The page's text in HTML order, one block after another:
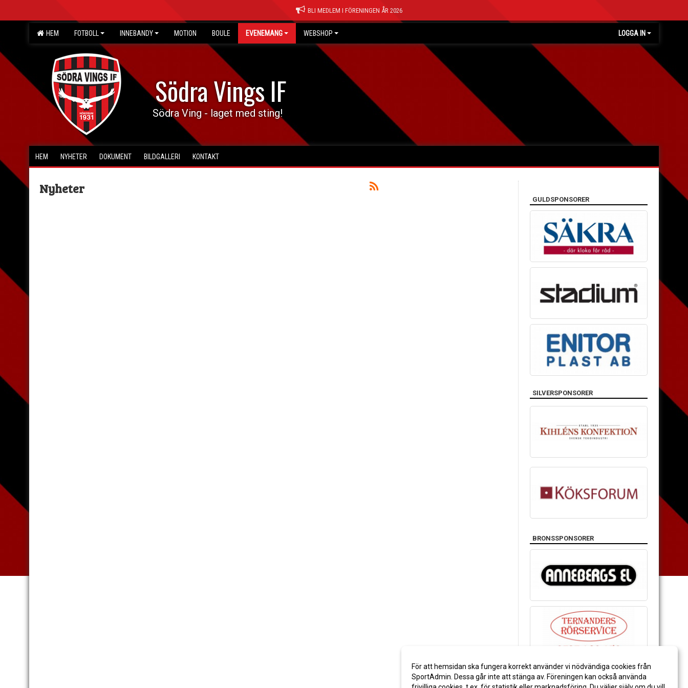
BLI MEDLEM I FÖRENINGEN ÅR 2026
HEM FOTBOLL INNEBANDY MOTION BOULE EVENEMANG WEBSHOP LOGGA IN
Södra Vings IF
Södra Ving - laget med sting!
HEM NYHETER DOKUMENT BILDGALLERI KONTAKT
Nyheter
GULDSPONSORER
SILVERSPONSORER
BRONSSPONSORER
För att hemsidan ska fungera korrekt använder vi nödvändiga cookies från
SportAdmin. Dessa går inte att stänga av. Föreningen kan också använda